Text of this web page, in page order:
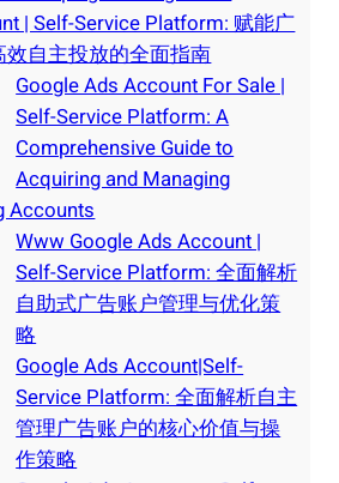
| Self-Service Platform: 赋能广
效自主投放的全面指南
Google Ads Account For Sale |
Self-Service Platform: A
Comprehensive Guide to
Acquiring and Managing
Accounts
Www Google Ads Account |
Self-Service Platform: 全面解析
自助式广告账户管理与优化策
略
Google Ads Account|Self-
Service Platform: 全面解析自主
管理广告账户的核心价值与操
作策略